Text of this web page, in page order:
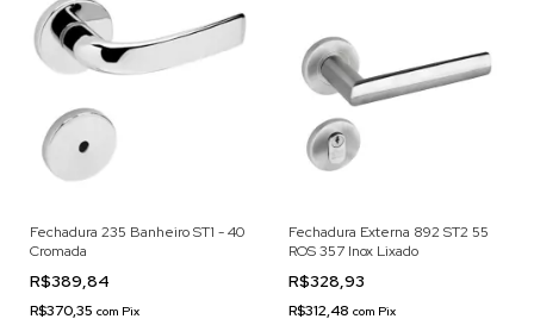
Fechadura 235 Banheiro ST1 - 40
Cromada
R$389,84
R$370,35 com Pix
Fechadura Externa 892 ST2 55
ROS 357 Inox Lixado
R$328,93
R$312,48 com Pix